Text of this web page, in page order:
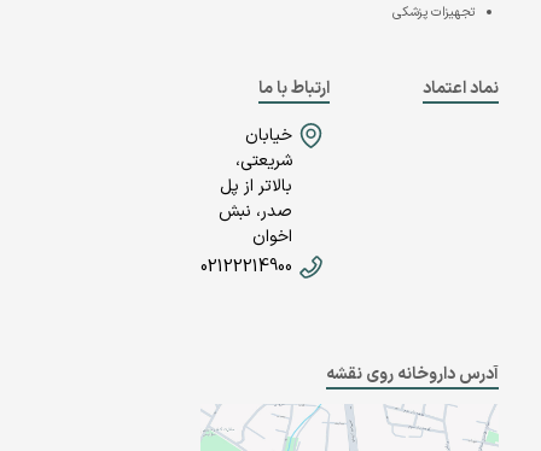
تجهیزات پزشکی
نماد اعتماد
ارتباط با ما
خیابان
شریعتی،
بالاتر از پل
صدر، نبش
اخوان
02122214900
آدرس داروخانه روی نقشه